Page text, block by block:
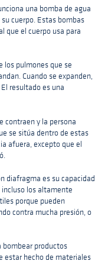
una bomba de agua
cuerpo. Estas bombas
que el cuerpo usa para
los pulmones que se
Cuando se expanden,
resultado es una
contraen y la persona
se sitúa dentro de estas
afuera, excepto que el
diafragma es su capacidad
los altamente
porque pueden
contra mucha presión, o
bombear productos
estar hecho de materiales